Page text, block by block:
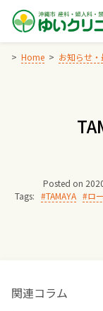
Skip
content
Home お知らせ
Posted on
Tags:
TAMAYA ロ
関連コラム